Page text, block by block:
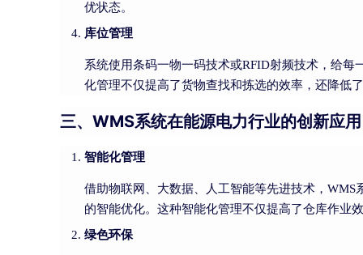
优状态。
库位管理
系统使用条码一物一码技术或RFID射频技术，给
化管理不仅提高了货物查找和拣选的效率，还降低
三、WMS系统在能源电力行业的创新应用
智能化管理
借助物联网、大数据、人工智能等先进技术，
的智能优化。这种智能化管理不仅提高了仓库作业
绿色环保